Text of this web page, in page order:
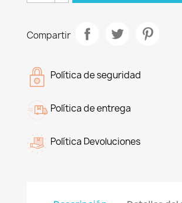
Compartir
Política de seguridad
Política de entrega
Política Devoluciones